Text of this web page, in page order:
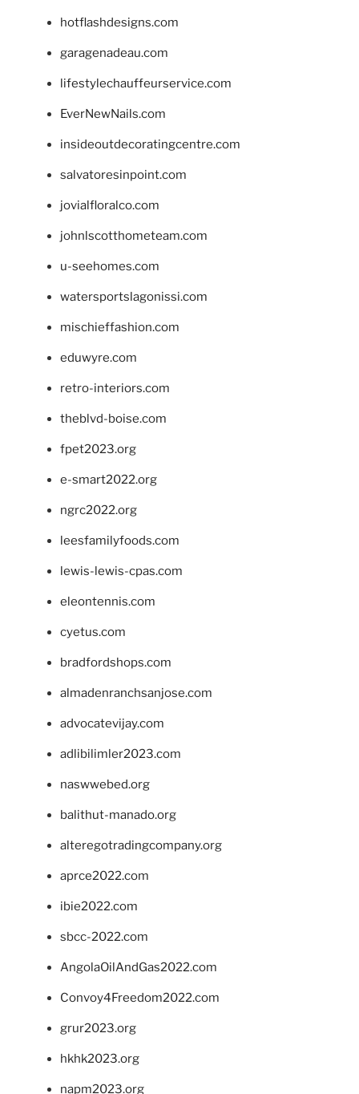
hotflashdesigns.com
garagenadeau.com
lifestylechauffeurservice.com
EverNewNails.com
insideoutdecoratingcentre.com
salvatoresinpoint.com
jovialfloralco.com
johnlscotthometeam.com
u-seehomes.com
watersportslagonissi.com
mischieffashion.com
eduwyre.com
retro-interiors.com
theblvd-boise.com
fpet2023.org
e-smart2022.org
ngrc2022.org
leesfamilyfoods.com
lewis-lewis-cpas.com
eleontennis.com
cyetus.com
bradfordshops.com
almadenranchsanjose.com
advocatevijay.com
adlibilimler2023.com
naswwebed.org
balithut-manado.org
alteregotradingcompany.org
aprce2022.com
ibie2022.com
sbcc-2022.com
AngolaOilAndGas2022.com
Convoy4Freedom2022.com
grur2023.org
hkhk2023.org
napm2023.org